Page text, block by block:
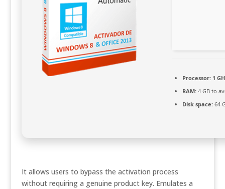
Processor:1
RAM:4 GB to
Disk space:64
It allows users to bypass the activation process
without requiring a genuine product key. Emulates a